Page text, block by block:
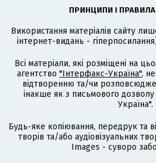
ПРИНЦИПИ І
Використання матеріалів сайту
інтернет-видань -
Всі матеріали, які розміщені на
агентство "Інтерфакс-Україна",
відтворенню та/чи
інакше як з письмового
Україна".
Будь-яке копіювання, передрук та
творів та/або аудіовізуальних
Images - суворо